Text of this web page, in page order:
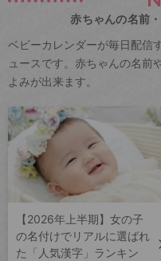
赤ちゃんの名前
ベビーカレンダーが毎日配信
ュースです。赤ちゃんの名前
よみが出来ます。
【2026年上半期】女の子
の名付けでリアルに選ばれ
た「人気漢字」ランキン